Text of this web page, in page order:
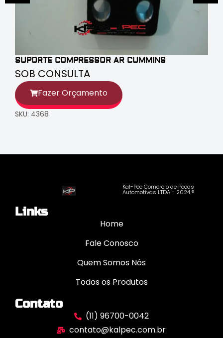
SUPORTE COMPRESSOR AR CUMMINS
SOB CONSULTA
Fazer Orçamento
SKU: 4368
Kal-Pec Comercio de Pecas
Automotivas LTDA - 2024 ®
Links
Home
Fale Conosco
Quem Somos Nós
Todos os Produtos
Contato
(11) 96700-0042
contato@kalpec.com.br